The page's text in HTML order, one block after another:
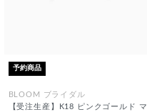
予約商品
BLOOM ブライダル
【受注生産】K18 ピンクゴールド マ